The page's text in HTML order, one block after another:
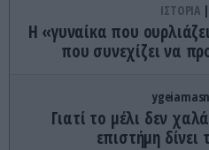
ΙΣΤΟΡΙΑ
Η «γυναίκα που
που συνεχίζει να
Γιατί το μέλι δεν
επιστήμη